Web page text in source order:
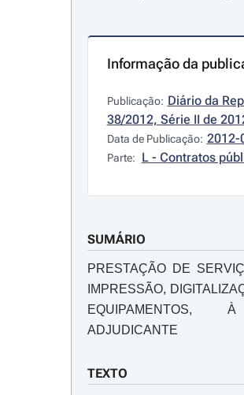
Informação da
Publicação: Diário da
38/2012, Série II de
Data de Publicação: 2012-
Parte: L - Contratos
SUMÁRIO
PRESTAÇÃO DE
IMPRESSÃO,
EQUIPAMENTOS,
ADJUDICANTE
TEXTO